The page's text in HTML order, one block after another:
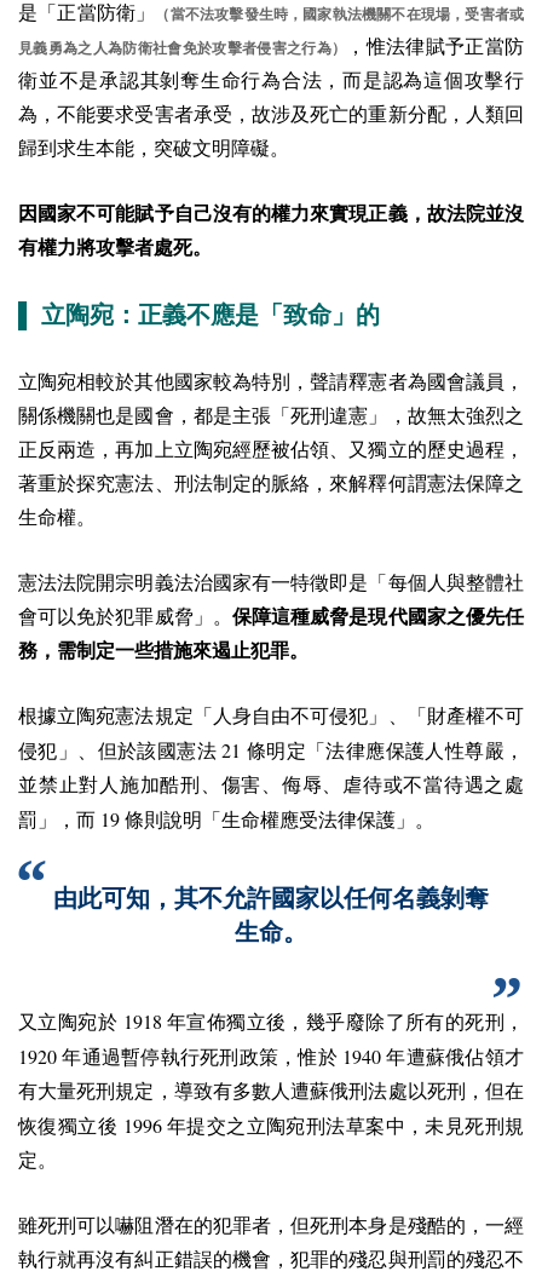
是「正當防衛」
（當不法攻擊發生時，國家執法機關不在現場，受害者或
見義勇為之人為防衛社會免於攻擊者侵害之行為）
，惟法律賦予正當防
衛並不是承認其剝奪生命行為合法，而是認為這個攻擊行
為，不能要求受害者承受，故涉及死亡的重新分配，人類回
歸到求生本能，突破文明障礙。
因國家不可能賦予自己沒有的權力來實現正義，故法院並沒
有權力將攻擊者處死。
▌ 立陶宛：正義不應是「致命」的
立陶宛相較於其他國家較為特別，聲請釋憲者為國會議員，
關係機關也是國會，都是主張「死刑違憲」，故無太強烈之
正反兩造，再加上立陶宛經歷被佔領、又獨立的歷史過程，
著重於探究憲法、刑法制定的脈絡，來解釋何謂憲法保障之
生命權。
憲法法院開宗明義法治國家有一特徵即是「每個人與整體社
會可以免於犯罪威脅」。 保障這種威脅是現代國家之優先任
務，需制定一些措施來遏止犯罪。
根據立陶宛憲法規定「人身自由不可侵犯」、「財產權不可
侵犯」、但於該國憲法 21 條明定「法律應保護人性尊嚴，
並禁止對人施加酷刑、傷害、侮辱、虐待或不當待遇之處
罰」，而 19 條則說明「生命權應受法律保護」。
由此可知，其不允許國家以任何名義剝奪
生命。
又立陶宛於 1918 年宣佈獨立後，幾乎廢除了所有的死刑，
1920 年通過暫停執行死刑政策，惟於 1940 年遭蘇俄佔領才
有大量死刑規定，導致有多數人遭蘇俄刑法處以死刑，但在
恢復獨立後 1996年提交之立陶宛刑法草案中，未見死刑規
定。
雖死刑可以嚇阻潛在的犯罪者，但死刑本身是殘酷的，一經
執行就再沒有糾正錯誤的機會，犯罪的殘忍與刑罰的殘忍不